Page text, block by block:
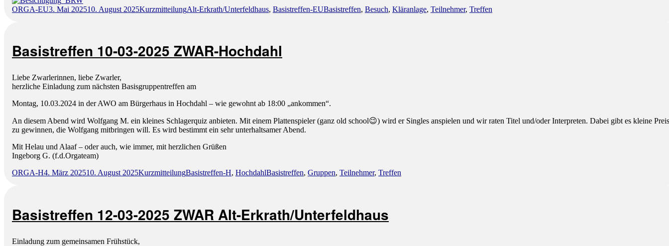
Autor
ORGA-EUVeröffentlicht
3. Mai 202510. August 2025Format
KurzmitteilungKategorien
Alt-Erkrath/Unterfeldhaus, Basistreffen-EUSchlagwörter
Basistreffen, Besuch, Kläranlage, Teilnehmer, Treffen
Basistreffen 10-03-2025 ZWAR-Hochdahl
Liebe Zwarlerinnen, liebe Zwarler,
herzliche Einladung zum nächsten Basisgruppentreffen am
Montag, 10.03.2024 in der AWO am Bürgerhaus in Hochdahl – wie gewohnt ab 18:00 „ankommen“.
An diesem Abend wird Wolfgang M. ein kleines Schlagerquiz anbieten. Mit einem Plattenspieler (ganz old school😉) wird er Singles anspielen und wir raten Titel und/oder Interpreten. Dabei gibt es kleine
zu gewinnen, die Wolfgang mitbringen will. Es wird bestimmt ein sehr unterhaltsamer Abend.
Mit Helau und Alaaf – oder auch, wie immer, mit herzlichen Grüßen
Ingeborg G. (f.d.Orgateam)
Autor
ORGA-HVeröffentlicht
4. März 202510. August 2025Format
KurzmitteilungKategorien
Basistreffen-H, HochdahlSchlagwörter
Basistreffen, Gruppen, Teilnehmer, Treffen
Basistreffen 12-03-2025 ZWAR Alt-Erkrath/Unterfeldhaus
Einladung zum gemeinsamen Frühstück,